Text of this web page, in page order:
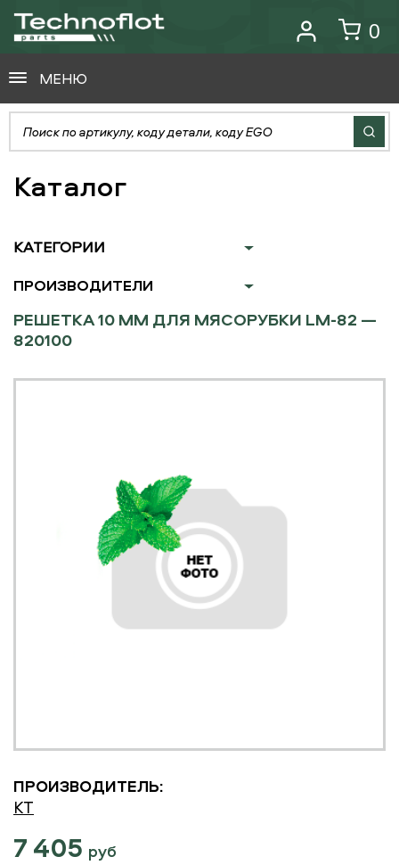
0
МЕНЮ
Каталог
КАТЕГОРИИ
ПРОИЗВОДИТЕЛИ
РЕШЕТКА 10 ММ ДЛЯ МЯСОРУБКИ LM-82 —
820100
ПРОИЗВОДИТЕЛЬ:
KT
7 405 руб